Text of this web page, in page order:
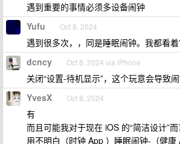
遇到重要的事情必须多设备闹钟
Yufu Oct 8, 2024
遇到很多次，，同是睡眠闹钟。我都看着
dcncy Oct 8, 2024 via iPhone
关闭“设置-待机显示”，这个玩意会导致闹
YvesX Oct 8, 2024
有
而且可能我对于现在 iOS 的“简洁设计”
用不明白（时钟 App ）睡眠闹钟-（健